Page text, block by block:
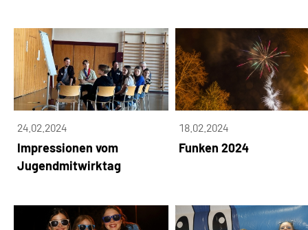
24.02.2024
Impressionen vom
Jugendmitwirktag
18.02.2024
Funken 2024